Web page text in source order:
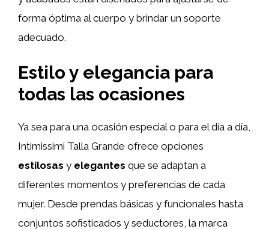
forma óptima al cuerpo y brindar un soporte
adecuado.
Estilo y elegancia para
todas las ocasiones
Ya sea para una ocasión especial o para el día a día,
Intimissimi Talla Grande ofrece opciones
estilosas y elegantes que se adaptan a
diferentes momentos y preferencias de cada
mujer. Desde prendas básicas y funcionales hasta
conjuntos sofisticados y seductores, la marca